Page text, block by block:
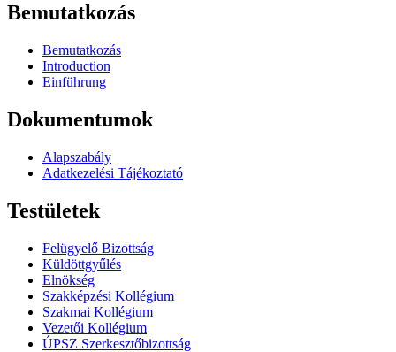
Bemutatkozás
Bemutatkozás
Introduction
Einführung
Dokumentumok
Alapszabály
Adatkezelési Tájékoztató
Testületek
Felügyelő Bizottság
Küldöttgyűlés
Elnökség
Szakképzési Kollégium
Szakmai Kollégium
Vezetői Kollégium
ÚPSZ Szerkesztőbizottság